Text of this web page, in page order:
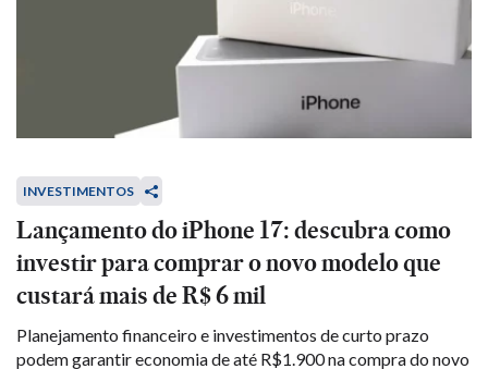
INVESTIMENTOS
Lançamento do iPhone 17: descubra como
investir para comprar o novo modelo que
custará mais de R$ 6 mil
Planejamento financeiro e investimentos de curto prazo
podem garantir economia de até R$1.900 na compra do novo